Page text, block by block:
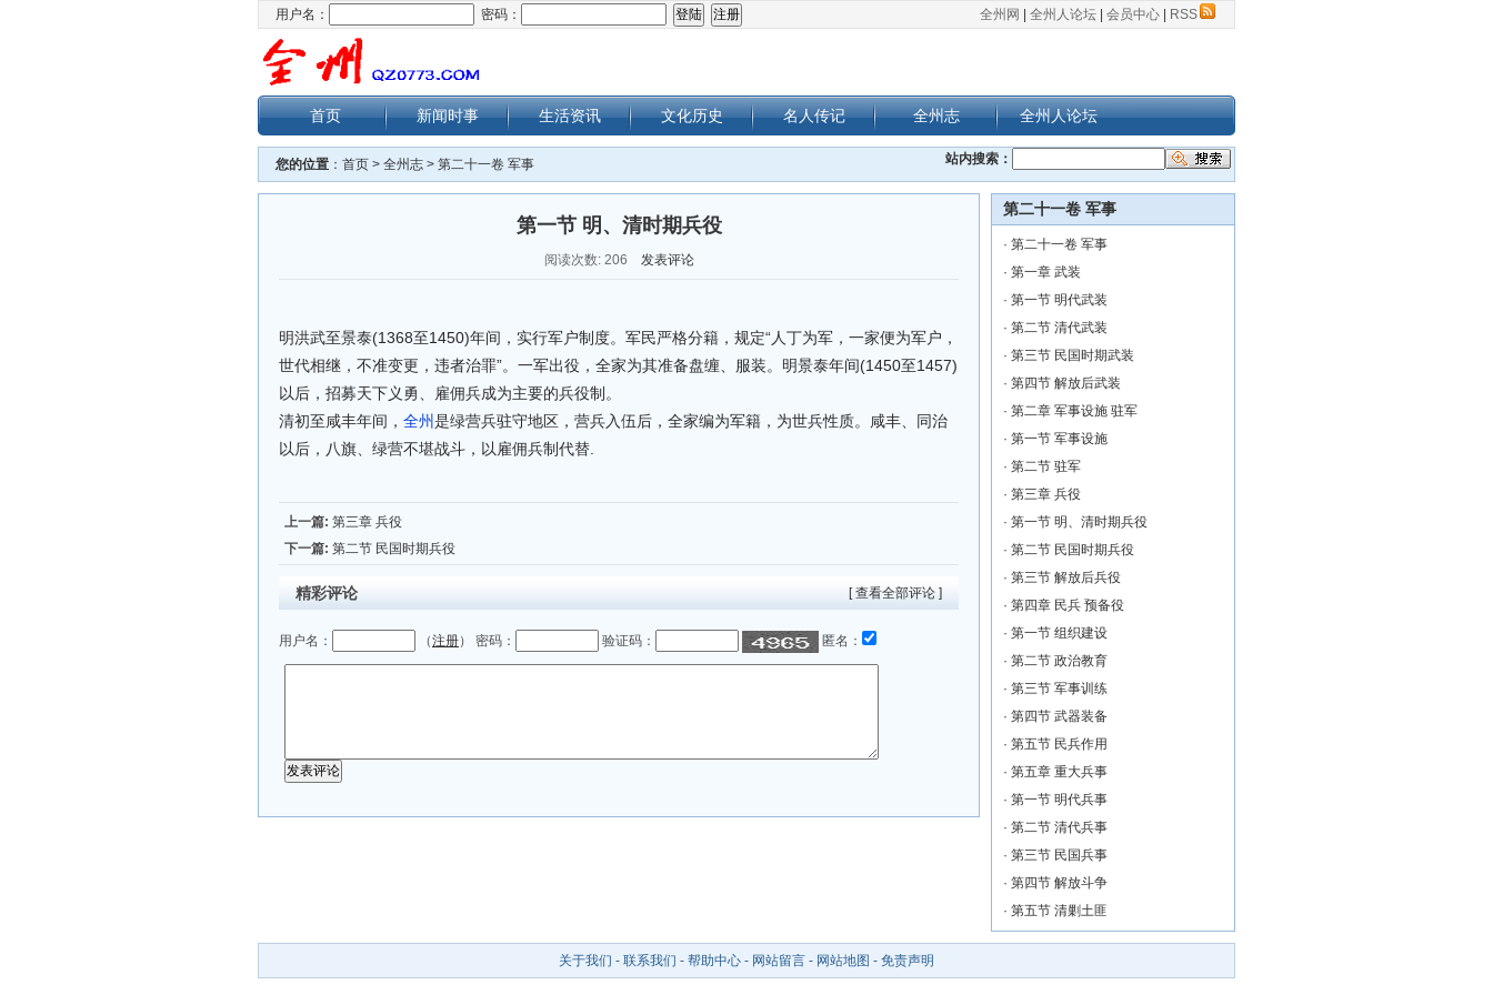
全州网 全州人论坛 会员中心 RSS
用户名： 密码：
首页 新闻时事 生活资讯 文化历史 名人传记 全州志 全州人论坛
您的位置 ： 首页 > 全州志 > 第二十一卷 军事 站内搜索：
第一节 明、清时期兵役
阅读次数: 206 发表评论
明洪武至景泰(1368至1450)年间，实行军户制度。军民严格分籍，规定“人丁为军，一家便为军户，
世代相继，不准变更，违者治罪”。一军出役，全家为其准备盘缠、服装。明景泰年间(1450至1457)
以后，招募天下义勇、雇佣兵成为主要的兵役制。
清初至咸丰年间， 全州是绿营兵驻守地区，营兵入伍后，全家编为军籍，为世兵性质。咸丰、同治
以后，八旗、绿营不堪战斗，以雇佣兵制代替.
上一篇: 第三章 兵役
下一篇: 第二节 民国时期兵役
[ 查看全部评论 ]
精彩评论
用户名： （注册） 密码： 验证码： 匿名：
第二十一卷 军事
· 第二十一卷 军事
· 第一章 武装
· 第一节 明代武装
· 第二节 清代武装
· 第三节 民国时期武装
· 第四节 解放后武装
· 第二章 军事设施 驻军
· 第一节 军事设施
· 第二节 驻军
· 第三章 兵役
· 第一节 明、清时期兵役
· 第二节 民国时期兵役
· 第三节 解放后兵役
· 第四章 民兵 预备役
· 第一节 组织建设
· 第二节 政治教育
· 第三节 军事训练
· 第四节 武器装备
· 第五节 民兵作用
· 第五章 重大兵事
· 第一节 明代兵事
· 第二节 清代兵事
· 第三节 民国兵事
· 第四节 解放斗争
· 第五节 清剿土匪
关于我们 - 联系我们 - 帮助中心 - 网站留言 - 网站地图 - 免责声明